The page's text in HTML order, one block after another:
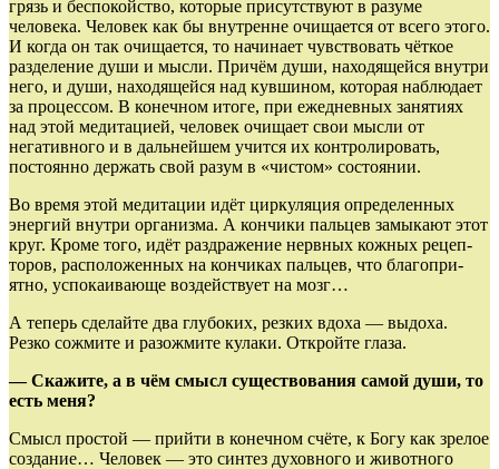
грязь и беспокойство, которые присутствуют в разуме
человека. Человек как бы внутренне очищается от всего этого.
И когда он так очищается, то начинает чувствовать чёткое
разделение души и мысли. Причём души, находя­щейся внутри
него, и души, находящейся над кув­шином, которая наблюдает
за процессом. В конечном итоге, при ежедневных занятиях
над этой медитацией, человек очищает свои мысли от
негативного и в дальнейшем учится их контро­лировать,
постоянно держать свой ра­зум в «чистом» состоянии.
Во время этой медитации идёт циркуляция определенных
энергий внутри организма. А кон­чики пальцев замыкают этот
круг. Кро­ме того, идёт раздражение нервных кожных рецеп­
торов, располо­жен­ных на кончиках пальцев, что благопри­
ятно, успокаивающе воздействует на мозг…
А теперь сделайте два глубоких, резких вдоха — выдоха.
Резко сожмите и разожмите кулаки. Откройте глаза.
— Скажите, а в чём смысл существования самой души, то
есть меня?
Смысл простой — прийти в конечном счёте, к Богу как зрелое
создание… Человек — это синтез духов­­ного и животного